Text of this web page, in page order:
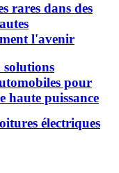
rares dans des
l'avenir
solutions
pour
haute puissance​
électriques